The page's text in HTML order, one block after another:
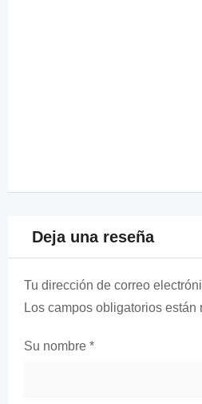
Deja una reseña
Tu dirección de correo
Los campos obligatorios están
Su nombre *